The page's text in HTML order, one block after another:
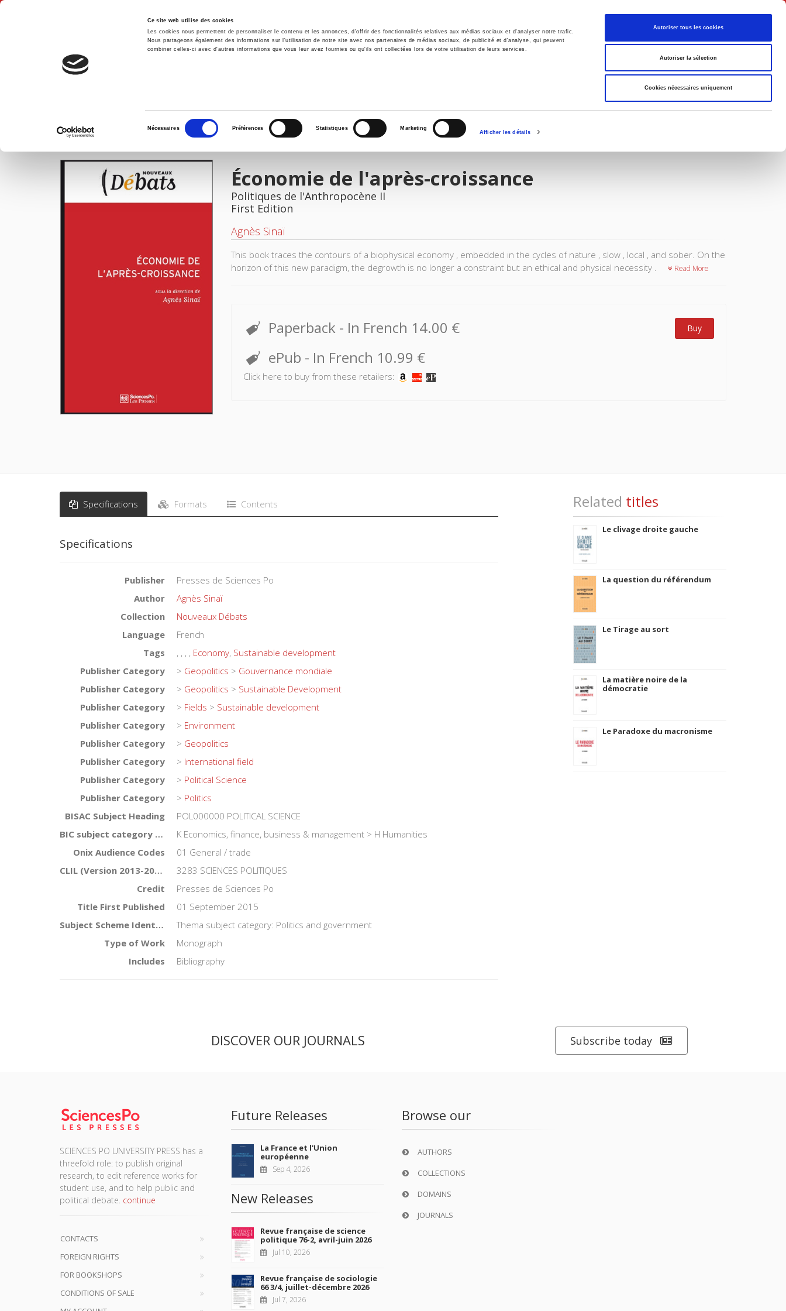
Ce site web utilise des cookies
Les cookies nous permettent de personnaliser le contenu et les annonces, d'offrir des fonctionnalités relatives aux médias sociaux et d'analyser notre trafic.
Nous partageons également des informations sur l'utilisation de notre site avec nos partenaires de médias sociaux, de publicité et d'analyse, qui peuvent
combiner celles-ci avec d'autres informations que vous leur avez fournies ou qu'ils ont collectées lors de votre utilisation de leurs services.
consentement
Nécessaires Préférences Statistiques Marketing
Afficher les détails
Autoriser tous les cookies
Autoriser la sélection
Cookies nécessaires uniquement
English
Home Environment History International Politics
IMAGES
Économie de l'après-croissance
Politiques de l'Anthropocène II
First Edition
Agnès Sinaï
This book traces the contours of a biophysical economy , embedded in the cycles of nature , slow , local , and sober. On the
horizon of this new paradigm, the degrowth is no longer a constraint but an ethical and physical necessity .
Read More
Paperback - In French 14.00 € Buy
ePub - In French 10.99 €
Click here to buy from these retailers:
Specifications Formats Contents
Specifications
Publisher
Presses de Sciences Po
Author
Agnès Sinaï
Collection
Nouveaux Débats
Language
French
Tags
, , , , Economy, Sustainable development
Publisher Category
> Geopolitics > Gouvernance mondiale
Publisher Category
> Geopolitics > Sustainable Development
Publisher Category
> Fields > Sustainable development
Publisher Category
> Environment
Publisher Category
> Geopolitics
Publisher Category
> International field
Publisher Category
> Political Science
Publisher Category
> Politics
BISAC Subject Heading
POL000000 POLITICAL SCIENCE
BIC subject category (UK)
K Economics, finance, business & management > H Humanities
Onix Audience Codes
01 General / trade
CLIL (Version 2013-2019)
3283 SCIENCES POLITIQUES
Credit
Presses de Sciences Po
Title First Published
01 September 2015
Subject Scheme Identifier Code
Thema subject category: Politics and government
Type of Work
Monograph
Includes
Bibliography
Related titles
Le clivage droite gauche
La question du référendum
Le Tirage au sort
La matière noire de la
démocratie
Le Paradoxe du macronisme
DISCOVER OUR JOURNALS Subscribe today
SCIENCES PO UNIVERSITY PRESS has a
threefold role: to publish original
research, to edit reference works for
student use, and to help public and
political debate. continue
CONTACTS
FOREIGN RIGHTS
FOR BOOKSHOPS
CONDITIONS OF SALE
Future Releases
La France et l'Union
européenne
Sep 4, 2026
New Releases
Revue française de science
politique 76-2, avril-juin 2026
Jul 10, 2026
Revue française de sociologie
66 3/4, juillet-décembre 2026
Jul 7, 2026
Browse our
AUTHORS
COLLECTIONS
DOMAINS
JOURNALS